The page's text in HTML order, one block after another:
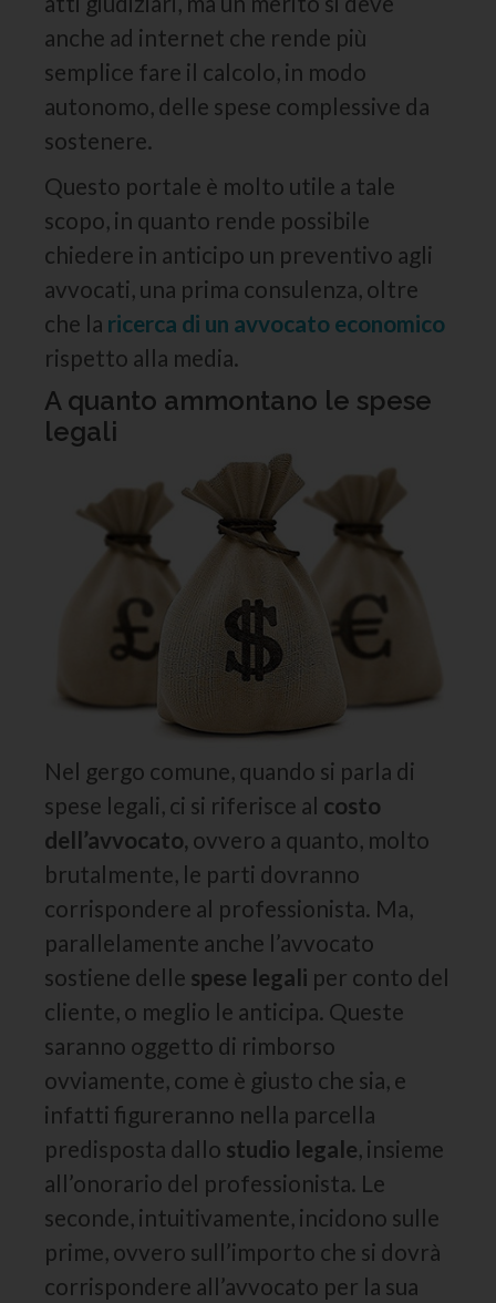
anche ad internet che rende più
semplice fare il calcolo, in modo
autonomo, delle spese complessive da
sostenere.
Questo portale è molto utile a tale
scopo, in quanto rende possibile
chiedere in anticipo un preventivo agli
avvocati, una prima consulenza, oltre
che la ricerca di un avvocato economico
rispetto alla media.
A quanto ammontano le spese
legali
Nel gergo comune, quando si parla di
spese legali, ci si riferisce al costo
dell’avvocato, ovvero a quanto, molto
brutalmente, le parti dovranno
corrispondere al professionista. Ma,
parallelamente anche l’avvocato
sostiene delle spese legali per conto del
cliente, o meglio le anticipa. Queste
saranno oggetto di rimborso
ovviamente, come è giusto che sia, e
infatti figureranno nella parcella
predisposta dallo studio legale, insieme
all’onorario del professionista. Le
seconde, intuitivamente, incidono sulle
prime, ovvero sull’importo che si dovrà
corrispondere all’avvocato per la sua